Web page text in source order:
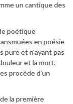
un cantique des
poétique
en poésie
pure et n’ayant pas
et la mort.
procède d’un
la première